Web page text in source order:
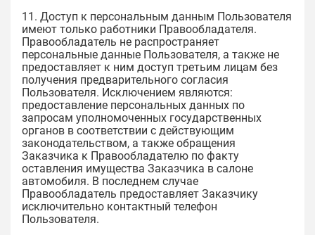
11. Доступ к персональным данным Пользователя
имеют только работники Правообладателя.
Правообладатель не распространяет
персональные данные Пользователя, а также не
предоставляет к ним доступ третьим лицам без
получения предварительного согласия
Пользователя. Исключением являются:
предоставление персональных данных по
запросам уполномоченных государственных
органов в соответствии с действующим
законодательством, а также обращения
Заказчика к Правообладателю по факту
оставления имущества Заказчика в салоне
автомобиля. В последнем случае
Правообладатель предоставляет Заказчику
исключительно контактный телефон
Пользователя.